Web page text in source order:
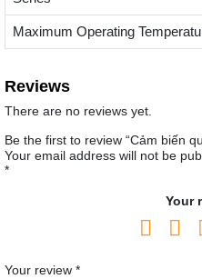
Maximum Operating
Reviews
There are no reviews yet.
Be the first to review “Cảm biến
Your email address will not be
*
Your
Your review *